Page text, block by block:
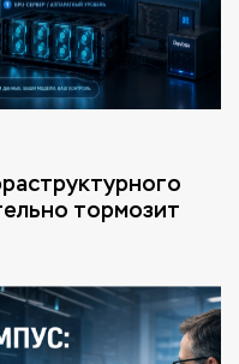
тормозит